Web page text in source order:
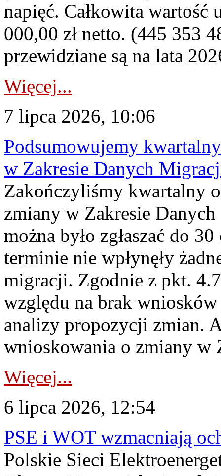
napięć. Całkowita
000,00 zł netto. (445 353
przewidziane są na lata
Więcej...
7 lipca 2026, 10:06
Podsumowujemy
w Zakresie Danych
Zakończyliśmy kwartalny
zmiany w Zakresie
można było zgłaszać do
terminie nie wpłynęły
migracji. Zgodnie z pkt.
względu na brak
analizy propozycji zmian.
wnioskowania o zmiany w
Więcej...
6 lipca 2026, 12:54
PSE i WOT wzmacniają
Polskie Sieci